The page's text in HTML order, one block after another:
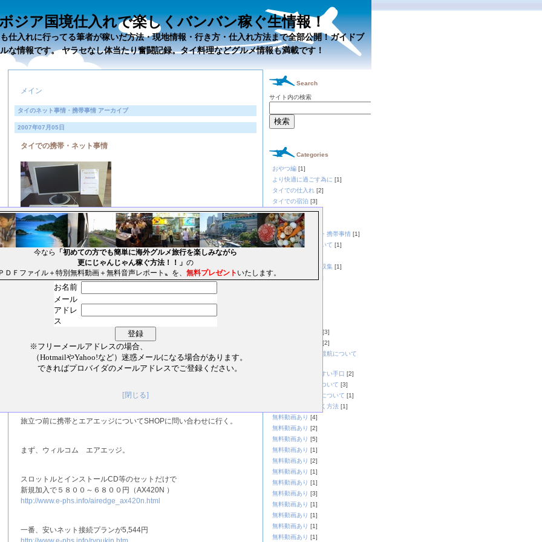
ジア国境仕入れで楽しくバンバン稼ぐ生情報！
仕入れに行ってる筆者が稼いだ方法・現地情報・行き方・仕入れ方法まで全部公開！ガイドブ
な情報です。 ヤラセなし体当たり奮闘記録。タイ料理などグルメ情報も満載です！
メイン
タイのネット事情・携帯事情 アーカイブ
2007年07月05日
タイでの携帯・ネット事情
『初めての方でも簡単に
海外グルメ旅行を楽しみながら
さらにじゃんじゃん稼ぐ方法！』
たった一回の仕入れで26万円も儲かっちゃった＼(^o^)／
↓ ↓
http://oversea-buyer.com/ic.htm
旅立つ前に携帯とエアエッジについてSHOPに問い合わせに行く。
まず、ウィルコム エアエッジ。
スロットルとインストールCD等のセットだけで
新規加入で５８００～６８００円（AX420N ）
http://www.e-phs.info/airedge_ax420n.html
一番、安いネット接続プランが5,544円
Search
サイト内の検索
Categories
おやつ編 [1]
より快適に過ごす為に [1]
タイでの仕入れ [2]
タイでの宿泊 [3]
タイのお酒編[3]
タイのグルメ
タイのネット事情・携帯事情 [1]
タイの新空港について [1]
タイ国内での情報収集 [1]
タイ国内の交通
[3]
[2]
日本から飛行機・渡航について
日本人が騙されやすい手口 [2]
海外で使う言葉について [3]
海外のトイレ事情について [1]
海外旅行を安く行く方法 [1]
無料動画あり [4]
無料動画あり [2]
無料動画あり [5]
無料動画あり [1]
無料動画あり [2]
無料動画あり [1]
無料動画あり [1]
無料動画あり [3]
無料動画あり [1]
無料動画あり [1]
無料動画あり [1]
無料動画あり [1]
今なら
「初めての方でも簡単に海外グルメ旅行を楽しみながら
更にじゃんじゃん稼ぐ方法！！」 の
ＤＦファイル＋特別無料動画＋無料音声レポート〟を、 無料プレゼント いたします。
お名前
メール
アドレ
ス
※フリーメールアドレスの場合、
（HotmailやYahoo!など）迷惑メールになる場合があります。
できればプロバイダのメールアドレスでご登録ください。
[閉じる]